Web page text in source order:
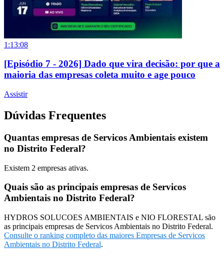
1:13:08
[Episódio 7 - 2026] Dado que vira decisão: por que a
maioria das empresas coleta muito e age pouco
Assistir
Dúvidas Frequentes
Quantas empresas de Servicos Ambientais existem
no Distrito Federal?
Existem 2 empresas ativas.
Quais são as principais empresas de Servicos
Ambientais no Distrito Federal?
HYDROS SOLUCOES AMBIENTAIS e NIO FLORESTAL são
as principais empresas de Servicos Ambientais no Distrito Federal.
Consulte o ranking completo das maiores Empresas de Servicos
Ambientais no Distrito Federal.